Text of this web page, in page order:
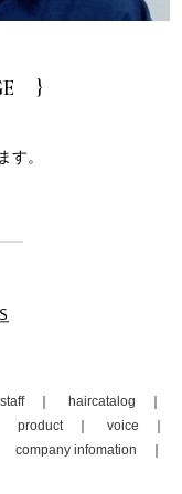
}
す。
staff
haircatalog
product
voice
company infomation